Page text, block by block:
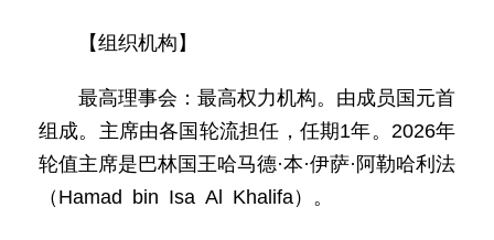
【组织机构】
最高理事会：最高权力机构。由成员国元首
组成。主席由各国轮流担任，任期1年。2026年
轮值主席是巴林国王哈马德·本·伊萨·阿勒哈利法
（Hamad bin Isa Al Khalifa）。